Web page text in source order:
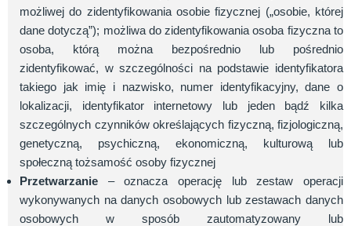
możliwej do zidentyfikowania osobie fizycznej („osobie, której
dane dotyczą”); możliwa do zidentyfikowania osoba fizyczna to
osoba, którą można bezpośrednio lub pośrednio
zidentyfikować, w szczególności na podstawie identyfikatora
takiego jak imię i nazwisko, numer identyfikacyjny, dane o
lokalizacji, identyfikator internetowy lub jeden bądź kilka
szczególnych czynników określających fizyczną, fizjologiczną,
genetyczną, psychiczną, ekonomiczną, kulturową lub
społeczną tożsamość osoby fizycznej
Przetwarzanie – oznacza operację lub zestaw operacji
wykonywanych na danych osobowych lub zestawach danych
osobowych w sposób zautomatyzowany lub